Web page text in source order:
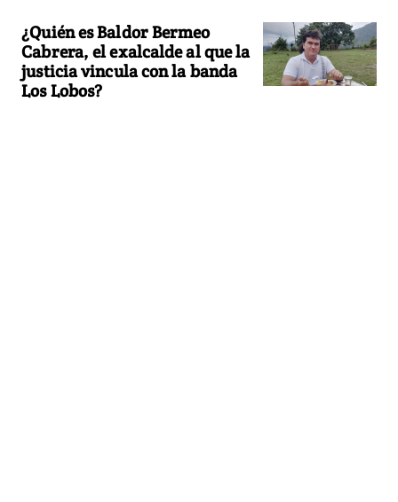
¿Quién es Baldor Bermeo
Cabrera, el exalcalde al que la
justicia vincula con la banda
Los Lobos?